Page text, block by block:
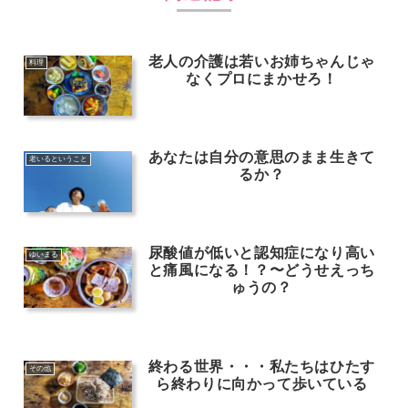
料理
老人の介護は若いお姉ちゃんじゃ
なくプロにまかせろ！
老いるということ
あなたは自分の意思のまま生きて
るか？
ゆいまる
尿酸値が低いと認知症になり高い
と痛風になる！？〜どうせえっち
ゅうの？
その他
終わる世界・・・私たちはひたす
ら終わりに向かって歩いている